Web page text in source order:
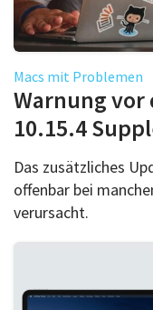
Macs mit Problemen
Warnung vor
10.15.4
Das zusätzliches
offenbar bei
verursacht.